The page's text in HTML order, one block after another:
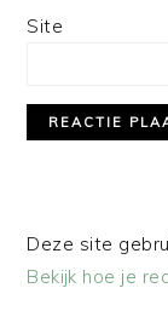
Site
Deze site
Bekijk hoe je